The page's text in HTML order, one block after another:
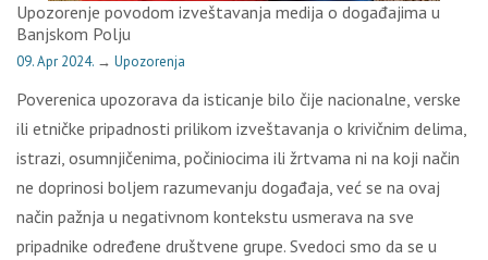
Upozorenje povodom izveštavanja medija o događajima u
Banjskom Polju
09. Apr 2024. → Upozorenja
Poverenica upozorava da isticanje bilo čije nacionalne, verske
ili etničke pripadnosti prilikom izveštavanja o krivičnim delima,
istrazi, osumnjičenima, počiniocima ili žrtvama ni na koji način
ne doprinosi boljem razumevanju događaja, već se na ovaj
način pažnja u negativnom kontekstu usmerava na sve
pripadnike određene društvene grupe. Svedoci smo da se u